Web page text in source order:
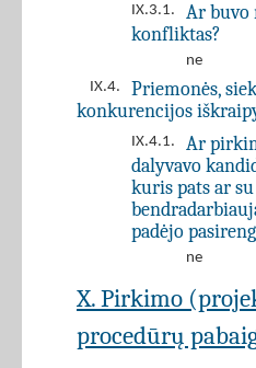
IX.3.1.
Ar buvo
konfliktas?
ne
IX.4.
Priemonės,
konkurencijos
IX.4.1.
Ar
dalyvavo
kuris pats ar
padėjo
ne
X. Pirkimo
procedūrų